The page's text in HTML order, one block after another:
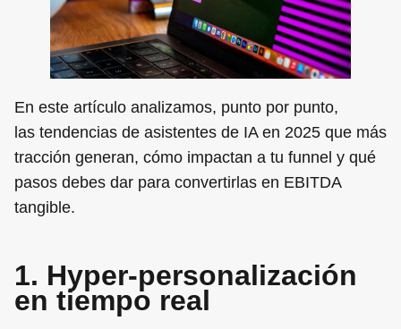
En este artículo analizamos, punto por punto,
las tendencias de asistentes de IA en 2025 que más
tracción generan, cómo impactan a tu funnel y qué
pasos debes dar para convertirlas en EBITDA
tangible.
1. Hyper‑personalización
en tiempo real